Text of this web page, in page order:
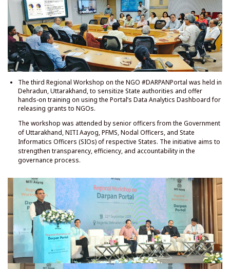
एन. जी. ओ. #DARPANPortal पर तीसरी क्षेत्रीय कार्यशाला राज्य के अधिकारियों को
संवेदनशील बनाने और एन. जी. ओ. को अनुदान जारी करने के लिए पोर्टल के डेटा एनालिटिक्स
डैशबोर्ड का उपयोग करने के लिए व्यावहारिक प्रशिक्षण प्रदान करने के लिए देहरादून, उत्तराखंड
में आयोजित की गई थी।
कार्यशाला में उत्तराखंड सरकार, नीति आयोग, पी. एफ. एम. एस., नोडल अधिकारियों और
संबंधित राज्यों के राज्य सूचना विज्ञान अधिकारियों (एस. आई. ओ.) के वरिष्ठ अधिकारियों ने भाग
लिया। इस पहल का उद्देश्य शासन प्रक्रिया में पारदर्शिता, दक्षता और जवाबदेही को मजबूत